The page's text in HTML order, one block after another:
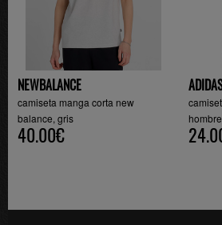
NEWBALANCE
camiseta manga corta new
balance, gris
40.00€